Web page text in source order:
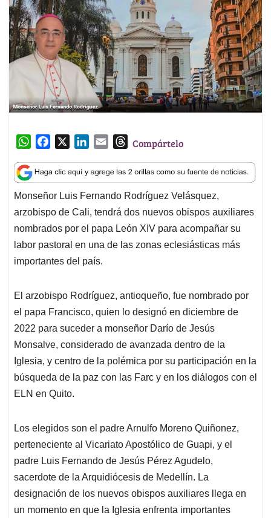
W
a
t
s
A
p
p
c
e
b
o
o
k
n
k
e
d
n
a
i
l
T
r
e
a
d
s
Compártelo
Monseñor Luis Fernando Rodríguez Velásquez,
arzobispo de Cali, tendrá dos nuevos obispos auxiliares
nombrados por el papa León XIV para acompañar su
labor pastoral en una de las zonas eclesiásticas más
importantes del país.
El arzobispo Rodríguez, antioqueño, fue nombrado por
el papa Francisco, quien lo designó en diciembre de
2022 para suceder a monseñor Darío de Jesús
Monsalve, considerado de avanzada dentro de la
Iglesia, y centro de la polémica por su participación en la
búsqueda de la paz con las Farc y en los diálogos con el
ELN en Quito.
Los elegidos son el padre Arnulfo Moreno Quiñonez,
perteneciente al Vicariato Apostólico de Guapi, y el
padre Luis Fernando de Jesús Pérez Agudelo,
sacerdote de la Arquidiócesis de Medellín. La
designación de los nuevos obispos auxiliares llega en
un momento en que la Iglesia enfrenta importantes